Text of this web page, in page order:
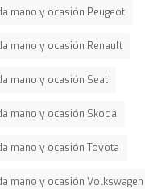
mano y ocasión Peugeot
mano y ocasión Renault
mano y ocasión Seat
mano y ocasión Skoda
mano y ocasión Toyota
mano y ocasión Volkswagen